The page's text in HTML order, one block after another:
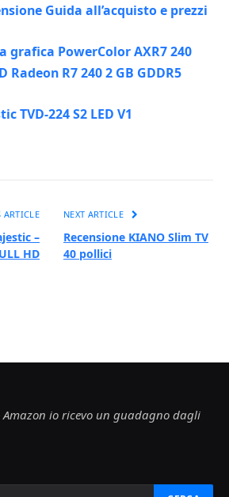
Guida all’acquisto e prezzi
grafica PowerColor AXR7 240
Radeon R7 240 2 GB GDDR5
TVD-224 S2 LED V1
ARTICLE
–
HD
NEXT ARTICLE
Recensione KIANO Slim TV
40 pollici
io ricevo un guadagno dagli